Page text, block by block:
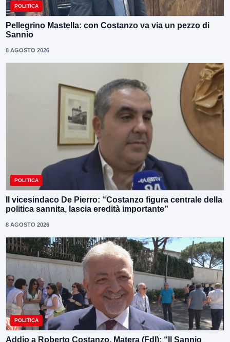
POLITICA
Pellegrino Mastella: con Costanzo va via un pezzo di
Sannio
8 AGOSTO 2026
POLITICA
Il vicesindaco De Pierro: “Costanzo figura centrale della
politica sannita, lascia eredità importante”
8 AGOSTO 2026
POLITICA
Addio a Roberto Costanzo, Matera (FdI): “Il Sannio